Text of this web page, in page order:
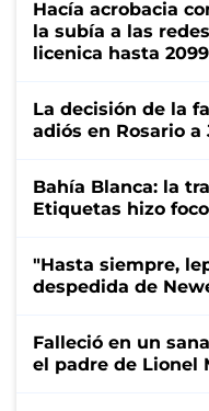
Hacía acrobacia
la subía a las
licenica hasta 2099
La decisión de la
adiós en Rosario
Bahía Blanca: la
Etiquetas hizo
"Hasta siempre,
despedida de
Falleció en un
el padre de Lionel